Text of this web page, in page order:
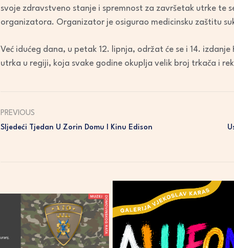
svoje zdravstveno stanje i spremnost za završetak utrke te
organizatora. Organizator je osigurao medicinsku zaštitu
Već idućeg dana, u petak 12. lipnja, održat će se i 14.
utrka u regiji, koja svake godine okuplja velik broj trkača i
PREVIOUS
Sljedeći Tjedan U Zorin Domu I Kinu Edison